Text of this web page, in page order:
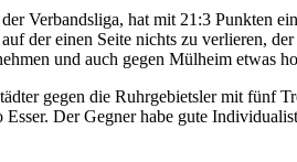
Verbandsliga, hat mit 21:3 Punkten
der einen Seite nichts zu verlieren,
und auch gegen Mülheim etwas
gegen die Ruhrgebietsler mit fünf
Der Gegner habe gute